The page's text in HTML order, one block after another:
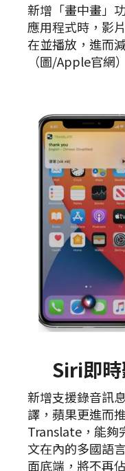
新增「畫中畫」
應用程式時，影
在並播放，進而
（圖/Apple官網）
Siri即
新增支援錄音訊
譯，蘋果更進而
Translate，能夠
文在內的多國語
面底端，將不再